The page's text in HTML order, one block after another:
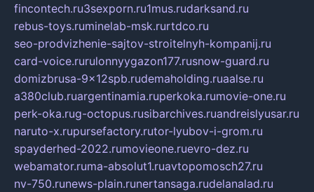
fincontech.ru3sexporn.ru1mus.rudarksand.ru
rebus-toys.ruminelab-msk.rurtdco.ru
seo-prodvizhenie-sajtov-stroitelnyh-kompanij.ru
card-voice.rurulonnyygazon177.rusnow-guard.ru
domizbrusa-9x12spb.rudemaholding.ruaalse.ru
a380club.ruargentinamia.ruperkoka.rumovie-one.ru
perk-oka.rug-octopus.rusibarchives.ruandreislyusar.ru
naruto-x.rupursefactory.rutor-lyubov-i-grom.ru
spayderhed-2022.rumovieone.ruevro-dez.ru
webamator.ruma-absolut1.ruavtopomosch27.ru
nv-750.runews-plain.runertansaga.rudelanalad.ru